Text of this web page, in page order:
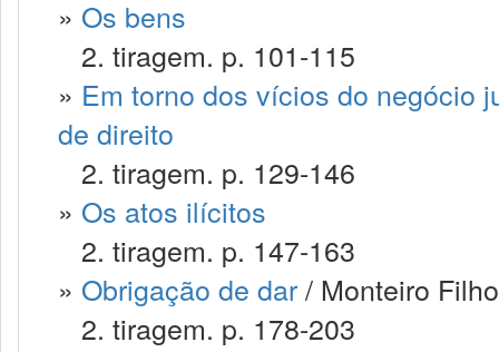
» Os bens
2. tiragem. p. 101-115
» Em torno dos vícios do negócio
de direito
2. tiragem. p. 129-146
» Os atos ilícitos
2. tiragem. p. 147-163
» Obrigação de dar/ Monteiro
2. tiragem. p. 178-203